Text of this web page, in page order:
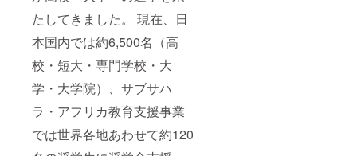
たしてきました。 現在、日
本国内では約6,500名（高
校・短大・専門学校・大
学・大学院）、サブサハ
ラ・アフリカ教育支援事業
では世界各地あわせて約120